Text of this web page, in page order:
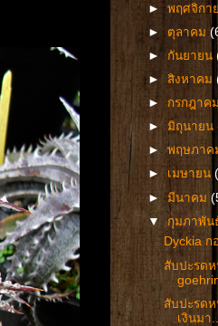
►พฤศจิกา
► ตุลาคม
► กันยายน
►สิงหาคม
► กรกฎาค
►มิถุนายน
►พฤษภา
► เมษายน
►มีนาคม
▼ กุมภาพัน
Dyckia
สับปะรด
สับปะรด
เงินมา...